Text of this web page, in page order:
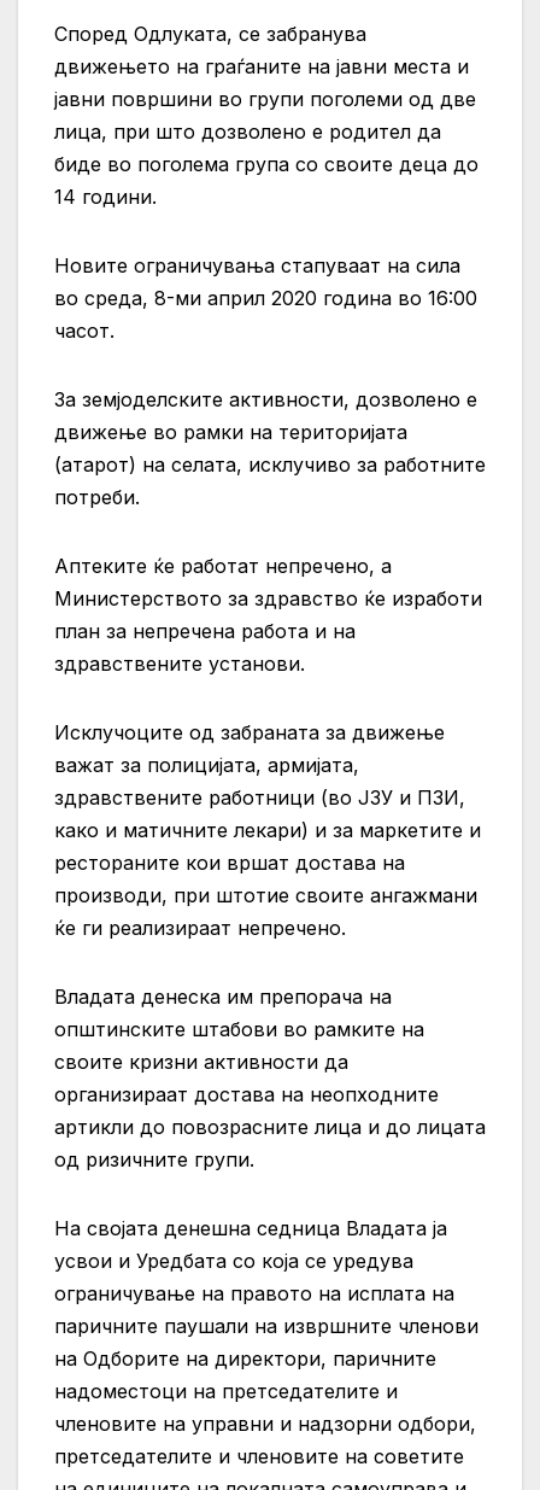
Според Одлуката, се забранува
движењето на граѓаните на јавни места и
јавни површини во групи поголеми од две
лица, при што дозволено е родител да
биде во поголема група со своите деца до
14 години.
Новите ограничувања стапуваат на сила
во среда, 8-ми април 2020 година во 16:00
часот.
За земјоделските активности, дозволено е
движење во рамки на територијата
(атарот) на селата, исклучиво за работните
потреби.
Аптеките ќе работат непречено, а
Министерството за здравство ќе изработи
план за непречена работа и на
здравствените установи.
Исклучоците од забраната за движење
важат за полицијата, армијата,
здравствените работници (во ЈЗУ и ПЗИ,
како и матичните лекари) и за маркетите и
рестораните кои вршат достава на
производи, при штoтие своите ангажмани
ќе ги реализираат непречено.
Владата денеска им препорача на
oпштинските штабови во рамките на
своите кризни активности да
организираат достава на неопходните
артикли до повозрасните лица и до лицата
од ризичните групи.
На својата денешна седница Владата ја
усвои и Уредбата со која се уредува
ограничување на правото на исплата на
паричните паушали на извршните членови
на Одборите на директори, паричните
надоместоци на претседателите и
членовите на управни и надзорни одбори,
претседателите и членовите на советите